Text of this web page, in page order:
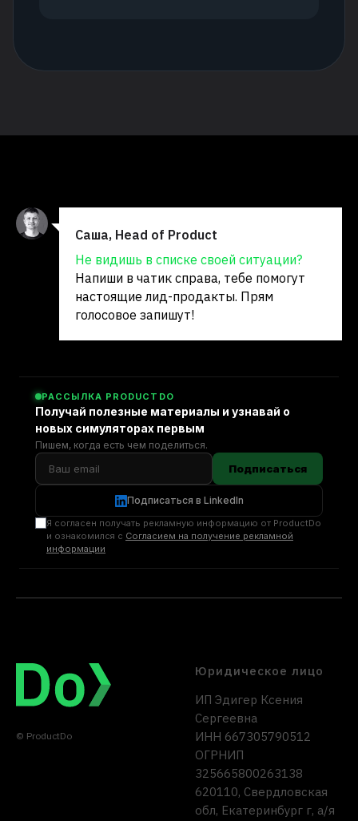
Саша, Head of Product
Не видишь в списке своей ситуации?
Напиши в чатик справа, тебе помогут
настоящие лид-продакты. Прям
голосовое запишут!
РАССЫЛКА PRODUCTDO
Получай полезные материалы и узнавай о
новых симуляторах первым
Пишем, когда есть чем поделиться.
Подписаться
Подписаться в LinkedIn
Я согласен получать рекламную информацию от ProductDo
и ознакомился с Согласием на получение рекламной
информации
© ProductDo
Юридическое лицо
ИП Эдигер Ксения
Сергеевна
ИНН 667305790512
ОГРНИП
325665800263138
620110, Свердловская
обл, Екатеринбург г, а/я